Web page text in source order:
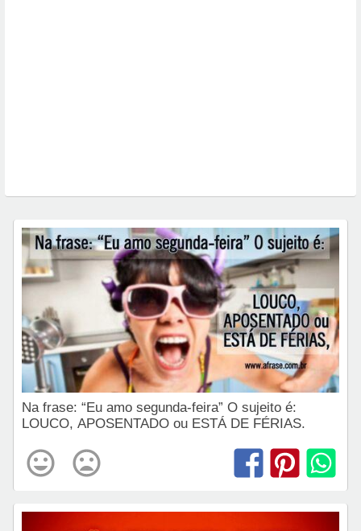
Na frase: “Eu amo segunda-feira” O sujeito é:
LOUCO, APOSENTADO ou ESTÁ DE FÉRIAS.